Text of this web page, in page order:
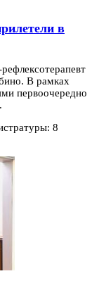
в
В рамках
первоочередно
8